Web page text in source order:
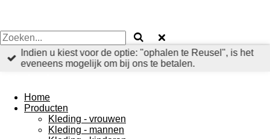
Indien u kiest voor de optie: "ophalen te Reusel", is het
eveneens mogelijk om bij ons te betalen.
Home
Producten
Kleding - vrouwen
Kleding - mannen